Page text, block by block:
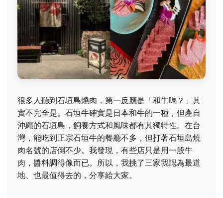
很多人聽到石垣島燒肉，第一反應是「和牛嗎？」其
實不完全是。石垣牛確實是日本和牛的一種，但產自
沖繩的石垣島，飼養方式和風味都有其獨特性。在台
灣，能吃到正宗石垣牛的餐廳不多，但打著石垣島燒
肉名號的店倒不少。我發現，有些店只是用一般牛
肉，醬料調得像而已。所以，我挑了三家我認為最道
地、也最值得去的，分享給大家。